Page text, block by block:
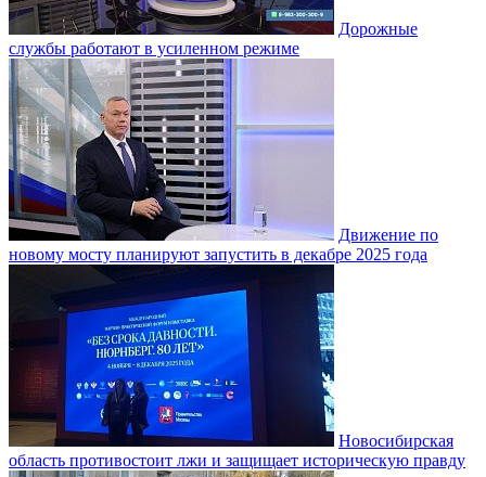
Дорожные
службы работают в усиленном режиме
Движение по
новому мосту планируют запустить в декабре 2025 года
Новосибирская
область противостоит лжи и защищает историческую правду